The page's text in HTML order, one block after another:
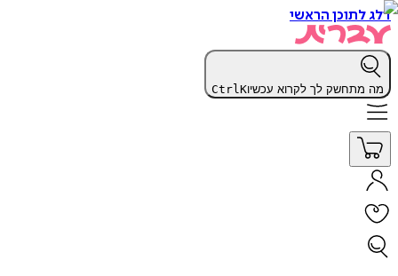
דלג לתוכן הראשי
מה מתחשק לך לקרוא עכשיו CtrlK